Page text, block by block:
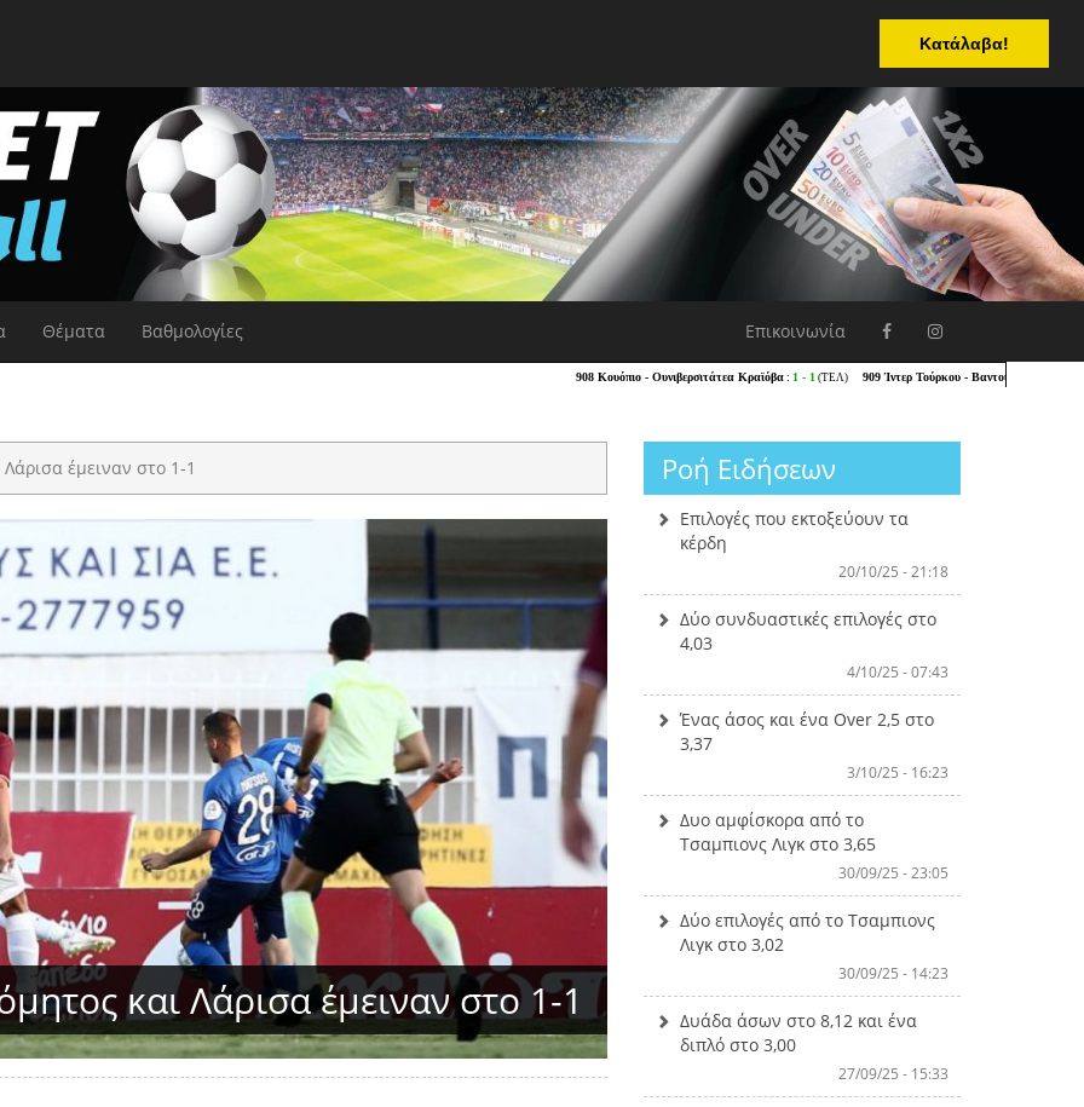
Κατάλαβα!
Θέματα Βαθμολογίες Επικοινωνία
έμειναν στο 1-1
και Λάρισα έμειναν στο 1-1
Ροή Ειδήσεων
Επιλογές που εκτοξεύουν τα
κέρδη
20/10/25 - 21:18
Δύο συνδυαστικές επιλογές στο
4,03
4/10/25 - 07:43
Ένας άσος και ένα Over 2,5 στο
3,37
3/10/25 - 16:23
Δυο αμφίσκορα από το
Τσαμπιονς Λιγκ στο 3,65
30/09/25 - 23:05
Δύο επιλογές από το Τσαμπιονς
Λιγκ στο 3,02
30/09/25 - 14:23
Δυάδα άσων στο 8,12 και ένα
διπλό στο 3,00
27/09/25 - 15:33